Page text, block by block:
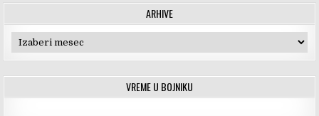
ARHIVE
Arhive
VREME U BOJNIKU